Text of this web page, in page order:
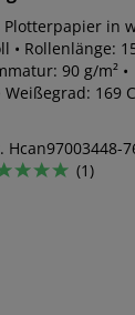
Plotterpapier in
• Rollenlänge:
90 g/m² •
169
Hcan97003448-
(1)